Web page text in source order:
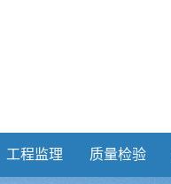
工程监理 质量检验